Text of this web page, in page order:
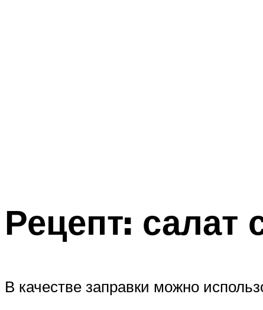
Рецепт:
В качестве заправки можно